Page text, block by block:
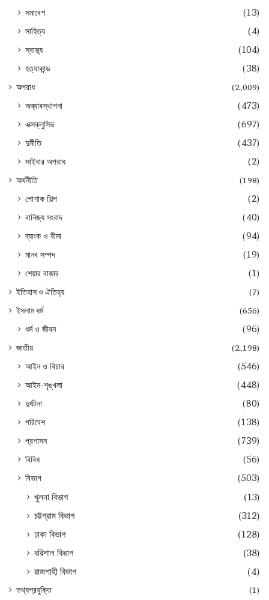
সমাবেশ
(13)
সাহিত্য
(4)
স্বাস্থ্য
(104)
হত্যাকান্ড
(38)
অপরাধ (2,009)
অব্যাবস্থাপনা
(473)
এক্সক্লুসিভ
(697)
দুর্নীতি
(437)
সাইবার অপরাধ
(2)
অর্থনীতি (198)
পোশাক শিল্প
(2)
বানিজ্য সংবাদ
(40)
ব্যাংক ও বীমা
(94)
মানব সম্পদ
(19)
শেয়ার বাজার
(1)
ইতিহাস ও ঐতিহ্য
(7)
ইসলাম ধর্ম
(656)
ধর্ম ও জীবন (96)
জাতীয় (2,198)
আইন ও বিচার
(546)
আইন-শৃঙ্খলা
(448)
দুর্ঘটনা
(80)
পরিবেশ
(138)
প্রশাসন
(739)
বিবিধ
(56)
বিভাগ
(503)
খুলনা বিভাগ
(13)
চট্টগ্রাম বিভাগ
(312)
ঢাকা বিভাগ
(128)
বরিশাল বিভাগ
(38)
রাজশাহী বিভাগ
(4)
তথ্যপ্রযুক্তি (1)